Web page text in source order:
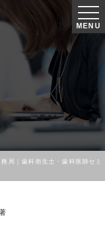
MENU
局｜歯科衛生士・歯科医師セミ